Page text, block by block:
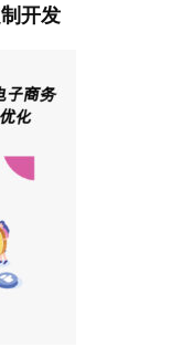
开发